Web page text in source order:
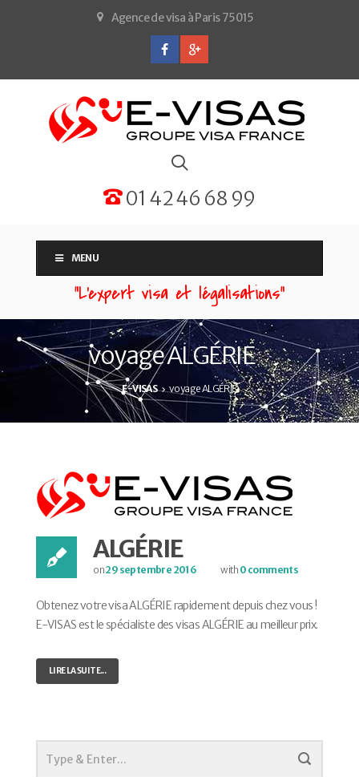
Agence de visa à Paris 75015
01 42 46 68 99
MENU
“L'expert visa et légalisations”
voyage ALGÉRIE
E-VISAS voyage ALGÉRIE
ALGÉRIE
on29 septembre 2016 with 0 comments
Obtenez votre visa ALGÉRIE rapidement depuis chez vous !
E-VISAS est le spécialiste des visas ALGÉRIE au meilleur prix.
LIRE LA SUITE...